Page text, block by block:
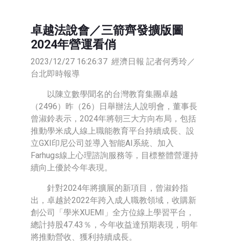
卓越法說會／三箭齊發擴版圖
2024年營運看俏
2023/12/27 16:26:37 經濟日報 記者何秀玲／
台北即時報導
以陳立數學聞名的台灣教育集團卓越
（2496）昨（26）日舉辦法人說明會，董事長
曾淑鈴表示，2024年將朝三大方向布局，包括
推動學米成人線上職能教育平台持續成長、設
立GXI印尼公司並導入智能AI系統、加入
Farhugs線上心理諮詢服務等，目標整體營運持
續向上優於今年表現。
針對2024年將擴展的新項目，曾淑鈴指
出，卓越於2022年跨入成人職教領域，收購新
創公司「學米XUEMI」全方位線上學習平台，
總計持股47.43％，今年收益達預期表現，明年
將推動營收、獲利持續成長。